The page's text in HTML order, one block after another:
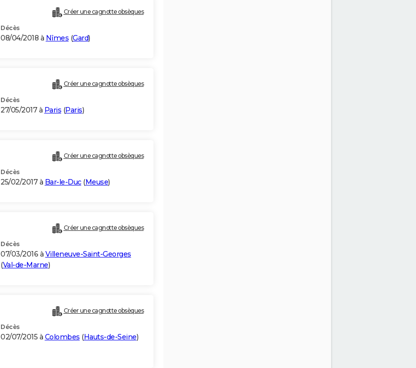
Créer une cagnotte obsèques
Décès
08/04/2018 à Nîmes (Gard)
Créer une cagnotte obsèques
Décès
27/05/2017 à Paris (Paris)
Créer une cagnotte obsèques
Décès
25/02/2017 à Bar-le-Duc(Meuse)
Créer une cagnotte obsèques
Décès
07/03/2016 à Villeneuve-Saint-Georges
(Val-de-Marne)
Créer une cagnotte obsèques
Décès
02/07/2015 à Colombes (Hauts-de-Seine)